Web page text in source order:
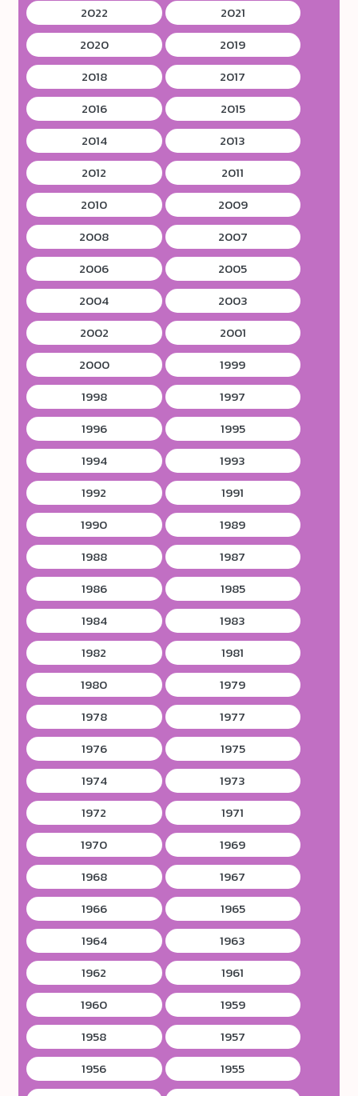
2022
2021
2020
2019
2018
2017
2016
2015
2014
2013
2012
2011
2010
2009
2008
2007
2006
2005
2004
2003
2002
2001
2000
1999
1998
1997
1996
1995
1994
1993
1992
1991
1990
1989
1988
1987
1986
1985
1984
1983
1982
1981
1980
1979
1978
1977
1976
1975
1974
1973
1972
1971
1970
1969
1968
1967
1966
1965
1964
1963
1962
1961
1960
1959
1958
1957
1956
1955